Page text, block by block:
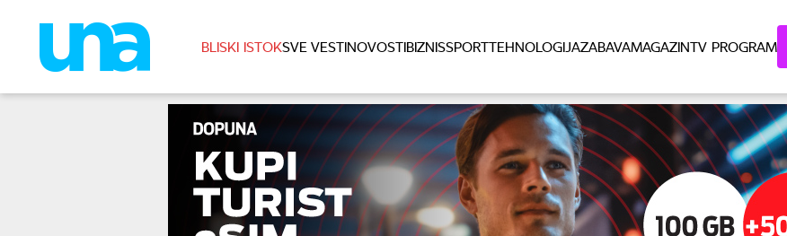
BLISKI ISTOKSVE VESTINOVOSTIBIZNISSPORTTEHNOLOGIJAZABAVAMAGAZINTV PROGRAM